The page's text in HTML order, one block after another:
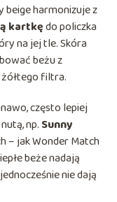
beige harmonizuje z
kartkędo policzka
na jej tle. Skóra
beżu z
filtra.
często lepiej
np. Sunny
– jak Wonder Match
beże nadają
nie dają